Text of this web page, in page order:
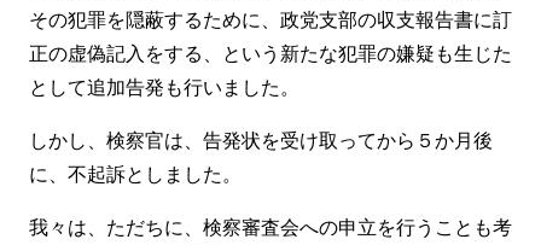
その犯罪を隠蔽するために、政党支部の収支報告書に訂
正の虚偽記入をする、という新たな犯罪の嫌疑も生じた
として追加告発も行いました。
しかし、検察官は、告発状を受け取ってから５か月後
に、不起訴としました。
我々は、ただちに、検察審査会への申立を行うことも考